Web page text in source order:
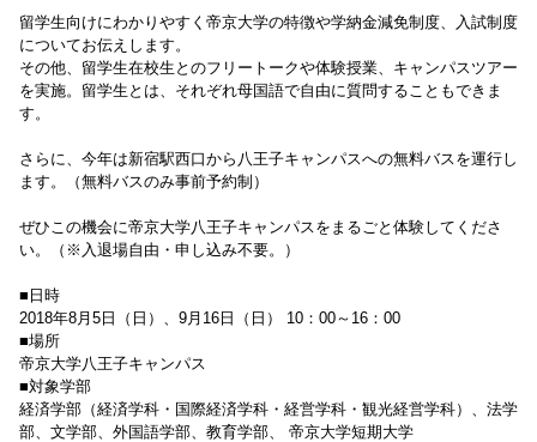
留学生向けにわかりやすく帝京大学の特徴や学納金減免制度、入試制度
についてお伝えします。
その他、留学生在校生とのフリートークや体験授業、キャンパスツアー
を実施。留学生とは、それぞれ母国語で自由に質問することもできま
す。
さらに、今年は新宿駅西口から八王子キャンパスへの無料バスを運行し
ます。（無料バスのみ事前予約制）
ぜひこの機会に帝京大学八王子キャンパスをまるごと体験してくださ
い。（※入退場自由・申し込み不要。）
■日時
2018年8月5日（日）、9月16日（日） 10：00～16：00
■場所
帝京大学八王子キャンパス
■対象学部
経済学部（経済学科・国際経済学科・経営学科・観光経営学科）、法学
部、文学部、外国語学部、教育学部、 帝京大学短期大学